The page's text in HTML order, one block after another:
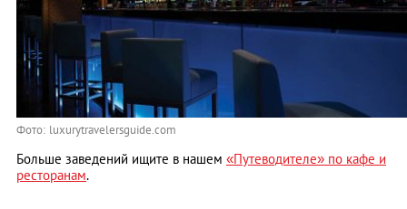
Фото: luxurytravelersguide.com
Больше заведений ищите в нашем «Путеводителе» по кафе и
ресторанам.